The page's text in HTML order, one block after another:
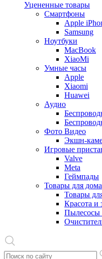
Уцененные товары
Cмартфоны
Apple
Samsung
Ноутбуки
MacBook
XiaoMi
Умные часы
Apple
Xiaomi
Huawei
Аудио
Фото Видео
Экшн-
Игровые
Valve
Meta
Геймпады
Товары для дома
Товары
Красота и